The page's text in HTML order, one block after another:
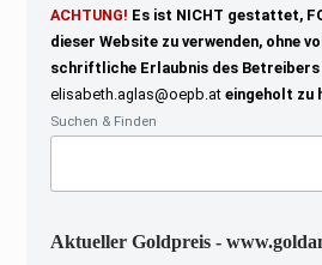
ACHTUNG! Es ist NICHT gestattet,
dieser Website zu verwenden, ohne
schriftliche Erlaubnis des
elisabeth.aglas@oepb.at eingeholt zu
Suchen & Finden
Aktueller Goldpreis -